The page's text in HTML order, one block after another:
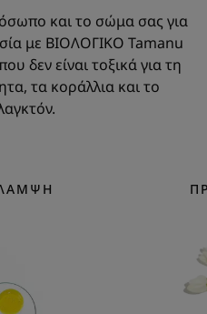
και το σώμα σας για
με ΒΙΟΛΟΓΙΚΟ Tamanu
δεν είναι τοξικά για τη
τα κοράλλια και το